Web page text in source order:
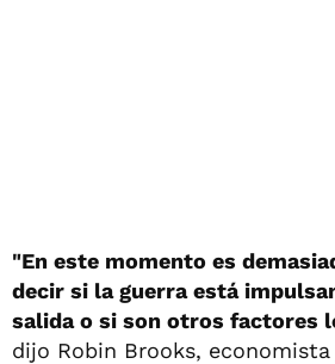
"En este momento es
decir si la guerra está
salida o si son otros factores
dijo Robin Brooks, economista